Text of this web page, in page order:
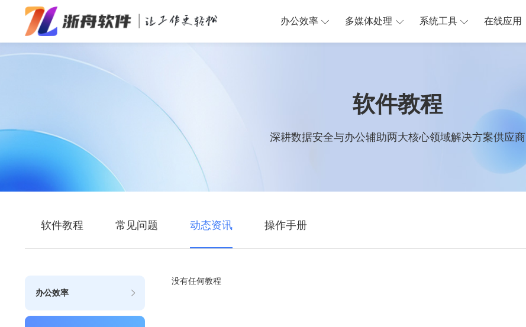
办公效率
办公效率 多媒体处理 系统工具 在线应用
软件教程
深耕数据安全与办公辅助两大核心领域解决方案供应商
软件教程 常见问题 动态资讯 操作手册
办公效率
没有任何教程